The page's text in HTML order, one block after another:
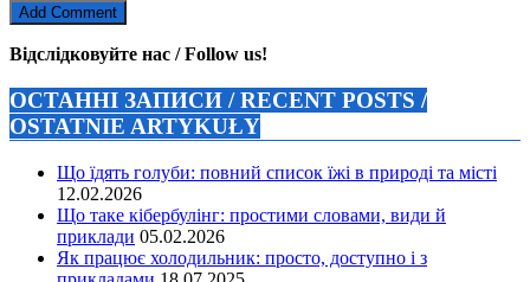
Відслідковуйте нас / Follow us!
ОСТАННІ ЗАПИСИ / RECENT POSTS /
OSTATNIE ARTYKUŁY
Що їдять голуби: повний список їжі в природі та місті
12.02.2026
Що таке кібербулінг: простими словами, види й
приклади 05.02.2026
Як працює холодильник: просто, доступно і з